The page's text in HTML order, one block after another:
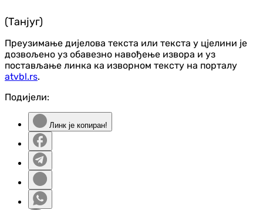
(Танјуг)
Преузимање дијелова текста или текста у цјелини је
дозвољено уз обавезно навођење извора и уз
постављање линка ка изворном тексту на порталу
atvbl.rs.
Подијели:
Линк је копиран!